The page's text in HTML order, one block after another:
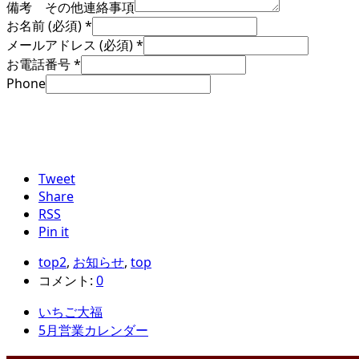
備考 その他連絡事項
お名前 (必須)*
メールアドレス (必須)*
お電話番号*
Phone
Tweet
Share
RSS
Pin it
top2, お知らせ, top
コメント: 0
いちご大福
5月営業カレンダー